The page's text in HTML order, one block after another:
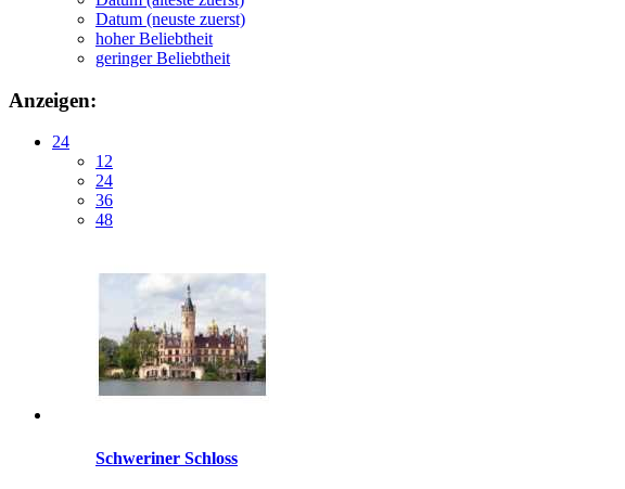
Datum (neuste zuerst)
hoher Beliebtheit
geringer Beliebtheit
Anzeigen:
24
12
24
36
48
Schweriner Schloss